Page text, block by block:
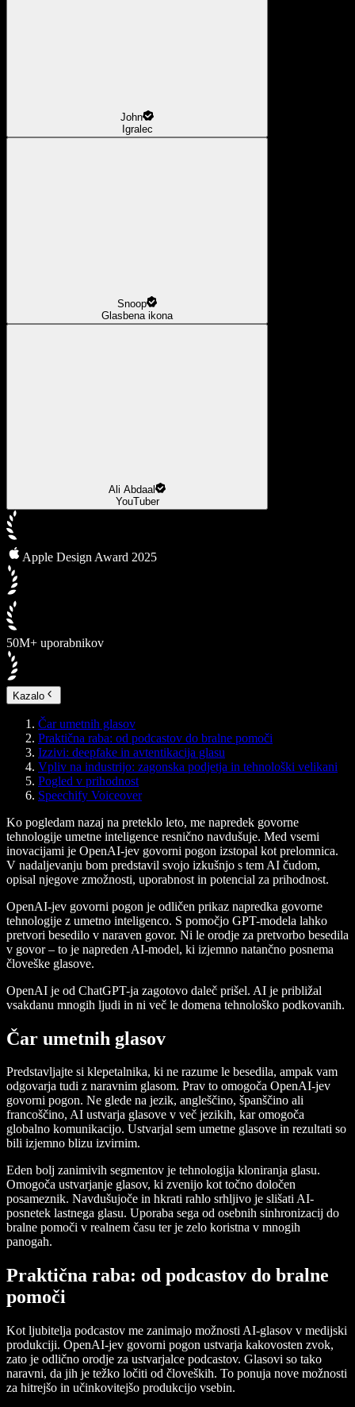
John
Igralec
Snoop
Glasbena ikona
Ali Abdaal
YouTuber
Apple Design Award 2025
50M+ uporabnikov
Kazalo
Čar umetnih glasov
Praktična raba: od podcastov do bralne pomoči
Izzivi: deepfake in avtentikacija glasu
Vpliv na industrijo: zagonska podjetja in tehnološki velikani
Pogled v prihodnost
Speechify Voiceover
Ko pogledam nazaj na preteklo leto, me napredek govorne
tehnologije umetne inteligence resnično navdušuje. Med vsemi
inovacijami je OpenAI-jev govorni pogon izstopal kot prelomnica.
V nadaljevanju bom predstavil svojo izkušnjo s tem AI čudom,
opisal njegove zmožnosti, uporabnost in potencial za prihodnost.
OpenAI-jev govorni pogon je odličen prikaz napredka govorne
tehnologije z umetno inteligenco. S pomočjo GPT-modela lahko
pretvori besedilo v naraven govor. Ni le orodje za pretvorbo besedila
v govor – to je napreden AI-model, ki izjemno natančno posnema
človeške glasove.
OpenAI je od ChatGPT-ja zagotovo daleč prišel. AI je približal
vsakdanu mnogih ljudi in ni več le domena tehnološko podkovanih.
Čar umetnih glasov
Predstavljajte si klepetalnika, ki ne razume le besedila, ampak vam
odgovarja tudi z naravnim glasom. Prav to omogoča OpenAI-jev
govorni pogon. Ne glede na jezik, angleščino, španščino ali
francoščino, AI ustvarja glasove v več jezikih, kar omogoča
globalno komunikacijo. Ustvarjal sem umetne glasove in rezultati so
bili izjemno blizu izvirnim.
Eden bolj zanimivih segmentov je tehnologija kloniranja glasu.
Omogoča ustvarjanje glasov, ki zvenijo kot točno določen
posameznik. Navdušujoče in hkrati rahlo srhljivo je slišati AI-
posnetek lastnega glasu. Uporaba sega od osebnih sinhronizacij do
bralne pomoči v realnem času ter je zelo koristna v mnogih
panogah.
Praktična raba: od podcastov do bralne
pomoči
Kot ljubitelja podcastov me zanimajo možnosti AI-glasov v medijski
produkciji. OpenAI-jev govorni pogon ustvarja kakovosten zvok,
zato je odlično orodje za ustvarjalce podcastov. Glasovi so tako
naravni, da jih je težko ločiti od človeških. To ponuja nove možnosti
za hitrejšo in učinkovitejšo produkcijo vsebin.